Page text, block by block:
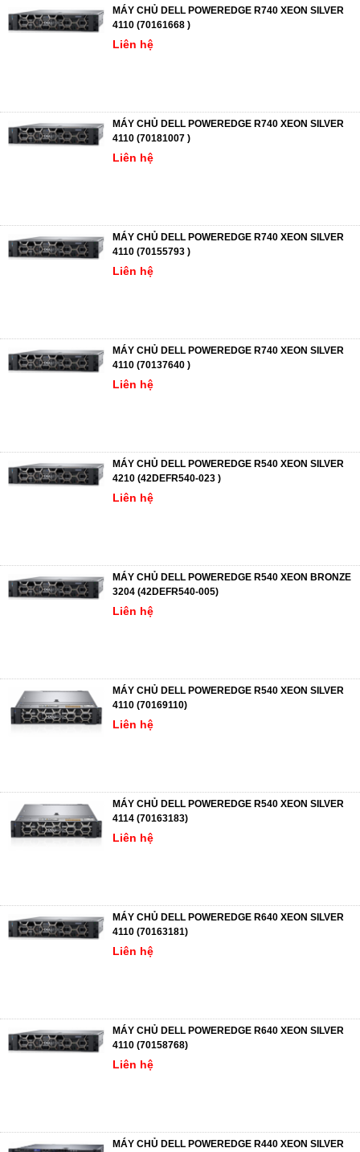
MÁY CHỦ DELL POWEREDGE R740 XEON SILVER
4110 (70161668 )
Liên hệ
MÁY CHỦ DELL POWEREDGE R740 XEON SILVER
4110 (70181007 )
Liên hệ
MÁY CHỦ DELL POWEREDGE R740 XEON SILVER
4110 (70155793 )
Liên hệ
MÁY CHỦ DELL POWEREDGE R740 XEON SILVER
4110 (70137640 )
Liên hệ
MÁY CHỦ DELL POWEREDGE R540 XEON SILVER
4210 (42DEFR540-023 )
Liên hệ
MÁY CHỦ DELL POWEREDGE R540 XEON BRONZE
3204 (42DEFR540-005)
Liên hệ
MÁY CHỦ DELL POWEREDGE R540 XEON SILVER
4110 (70169110)
Liên hệ
MÁY CHỦ DELL POWEREDGE R540 XEON SILVER
4114 (70163183)
Liên hệ
MÁY CHỦ DELL POWEREDGE R640 XEON SILVER
4110 (70163181)
Liên hệ
MÁY CHỦ DELL POWEREDGE R640 XEON SILVER
4110 (70158768)
Liên hệ
MÁY CHỦ DELL POWEREDGE R440 XEON SILVER